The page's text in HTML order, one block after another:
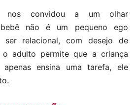
nos convidou a um olhar
não é um pequeno ego
ser relacional, com desejo de
o adulto permite que a criança
ensina uma tarefa, ele